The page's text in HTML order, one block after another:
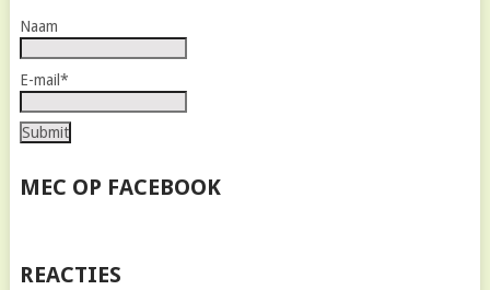
Naam
E-mail*
MEC OP FACEBOOK
REACTIES